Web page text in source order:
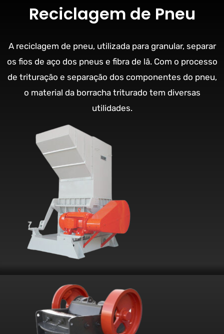
Reciclagem de Pneu
A reciclagem de pneu, utilizada para granular, separar
os fios de aço dos pneus e fibra de lã. Com o processo
de trituração e separação dos componentes do pneu,
o material da borracha triturado tem diversas
utilidades.